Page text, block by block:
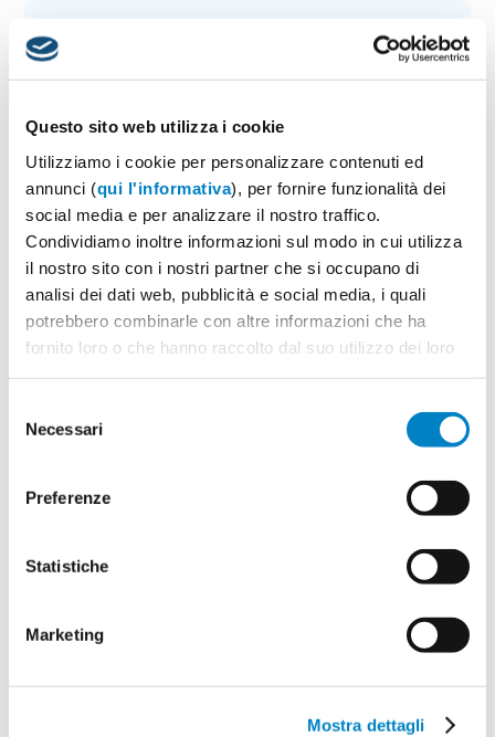
Questo sito web utilizza i cookie
Utilizziamo i cookie per personalizzare contenuti ed
annunci (qui l'informativa), per fornire funzionalità dei
social media e per analizzare il nostro traffico.
Condividiamo inoltre informazioni sul modo in cui utilizza
il nostro sito con i nostri partner che si occupano di
analisi dei dati web, pubblicità e social media, i quali
potrebbero combinarle con altre informazioni che ha
fornito loro o che hanno raccolto dal suo utilizzo dei loro
delNecessari
Preferenze
Statistiche
Marketing
Mostra dettagli
PREVENTIVO & BOZZA GRATUITA
Potrai indicare successivamente la suddivisione per
taglie e colore
Seleziona il colore:
2 Quantità
Minimo: 100
3 Il tuo logo / grafica (opzionale)
Vuoi caricare il tuo logo o grafica adesso? Potrai
4 Riepilogo ordine:
Panno pulisci occhiali RPET Garnett
Quantità:100